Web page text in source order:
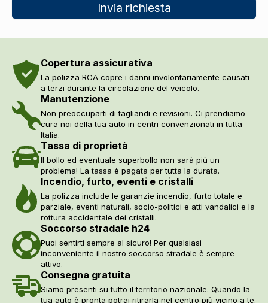
Invia richiesta
Copertura assicurativa
La polizza RCA copre i danni involontariamente causati
a terzi durante la circolazione del veicolo.
Manutenzione
Non preoccuparti di tagliandi e revisioni. Ci prendiamo
cura noi della tua auto in centri convenzionati in tutta
Italia.
Tassa di proprietà
Il bollo ed eventuale superbollo non sarà più un
problema! La tassa è pagata per tutta la durata.
Incendio, furto, eventi e cristalli
La polizza include le garanzie incendio, furto totale e
parziale, eventi naturali, socio-politici e atti vandalici e la
rottura accidentale dei cristalli.
Soccorso stradale h24
Puoi sentirti sempre al sicuro! Per qualsiasi
inconveniente il nostro soccorso stradale è sempre
attivo.
Consegna gratuita
Siamo presenti su tutto il territorio nazionale. Quando la
tua auto è pronta potrai ritirarla nel centro più vicino a te.